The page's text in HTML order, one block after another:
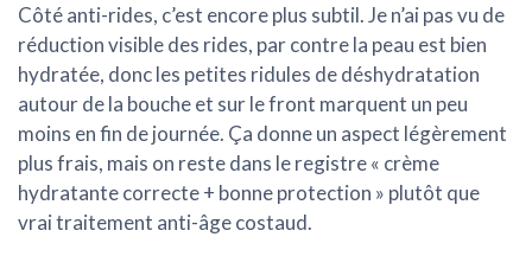
Côtéanti-rides, c’est encore plus subtil. Je n’ai pas vu de
réduction visible des rides, par contre la peau est bien
hydratée, donc les petites ridules de déshydratation
autour de la bouche et sur le front marquent un peu
moins en fin de journée. Ça donne un aspect légèrement
plus frais, mais on reste dans le registre « crème
hydratante correcte + bonne protection » plutôt que
vrai traitement anti-âge costaud.